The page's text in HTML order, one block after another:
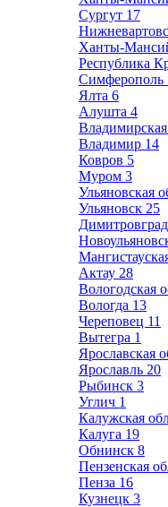
Сургут 17
Ханты-
Республика
Симферополь
Ялта 6
Алушта 4
Владимирская
Владимир 14
Ковров 5
Муром 3
Ульяновская
Ульяновск 25
Димитровград
Актау 28
Вологодская
Вологда 13
Череповец 11
Вытегра 1
Ярославская
Ярославль 20
Рыбинск 3
Углич 1
Калужская
Калуга 19
Обнинск 8
Пензенская
Пенза 16
Кузнецк 3